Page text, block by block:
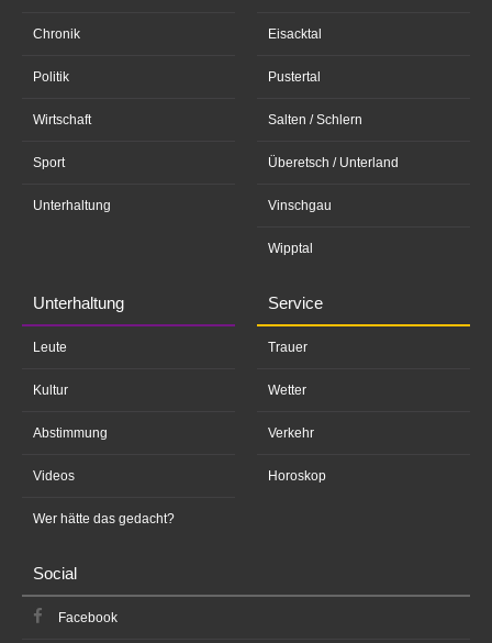
Chronik
Politik
Wirtschaft
Sport
Unterhaltung
Eisacktal
Pustertal
Salten / Schlern
Überetsch / Unterland
Vinschgau
Wipptal
Unterhaltung
Leute
Kultur
Abstimmung
Videos
Wer hätte das gedacht?
Service
Trauer
Wetter
Verkehr
Horoskop
Social
Facebook